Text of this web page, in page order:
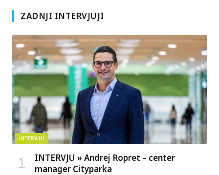
ZADNJI INTERVJUJI
INTERVJU
INTERVJU » Andrej Ropret – center
manager Cityparka